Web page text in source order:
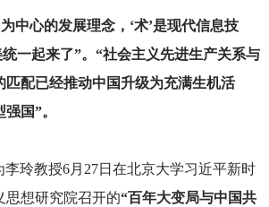
中心的发展理念，‘术’是现代信息技
统一起来了”。“社会主义先进生产关系与
匹配已经推动中国升级为充满生机活
国”。
李玲教授6月27日在北京大学习近平新时
思想研究院召开的“百年大变局与中国共